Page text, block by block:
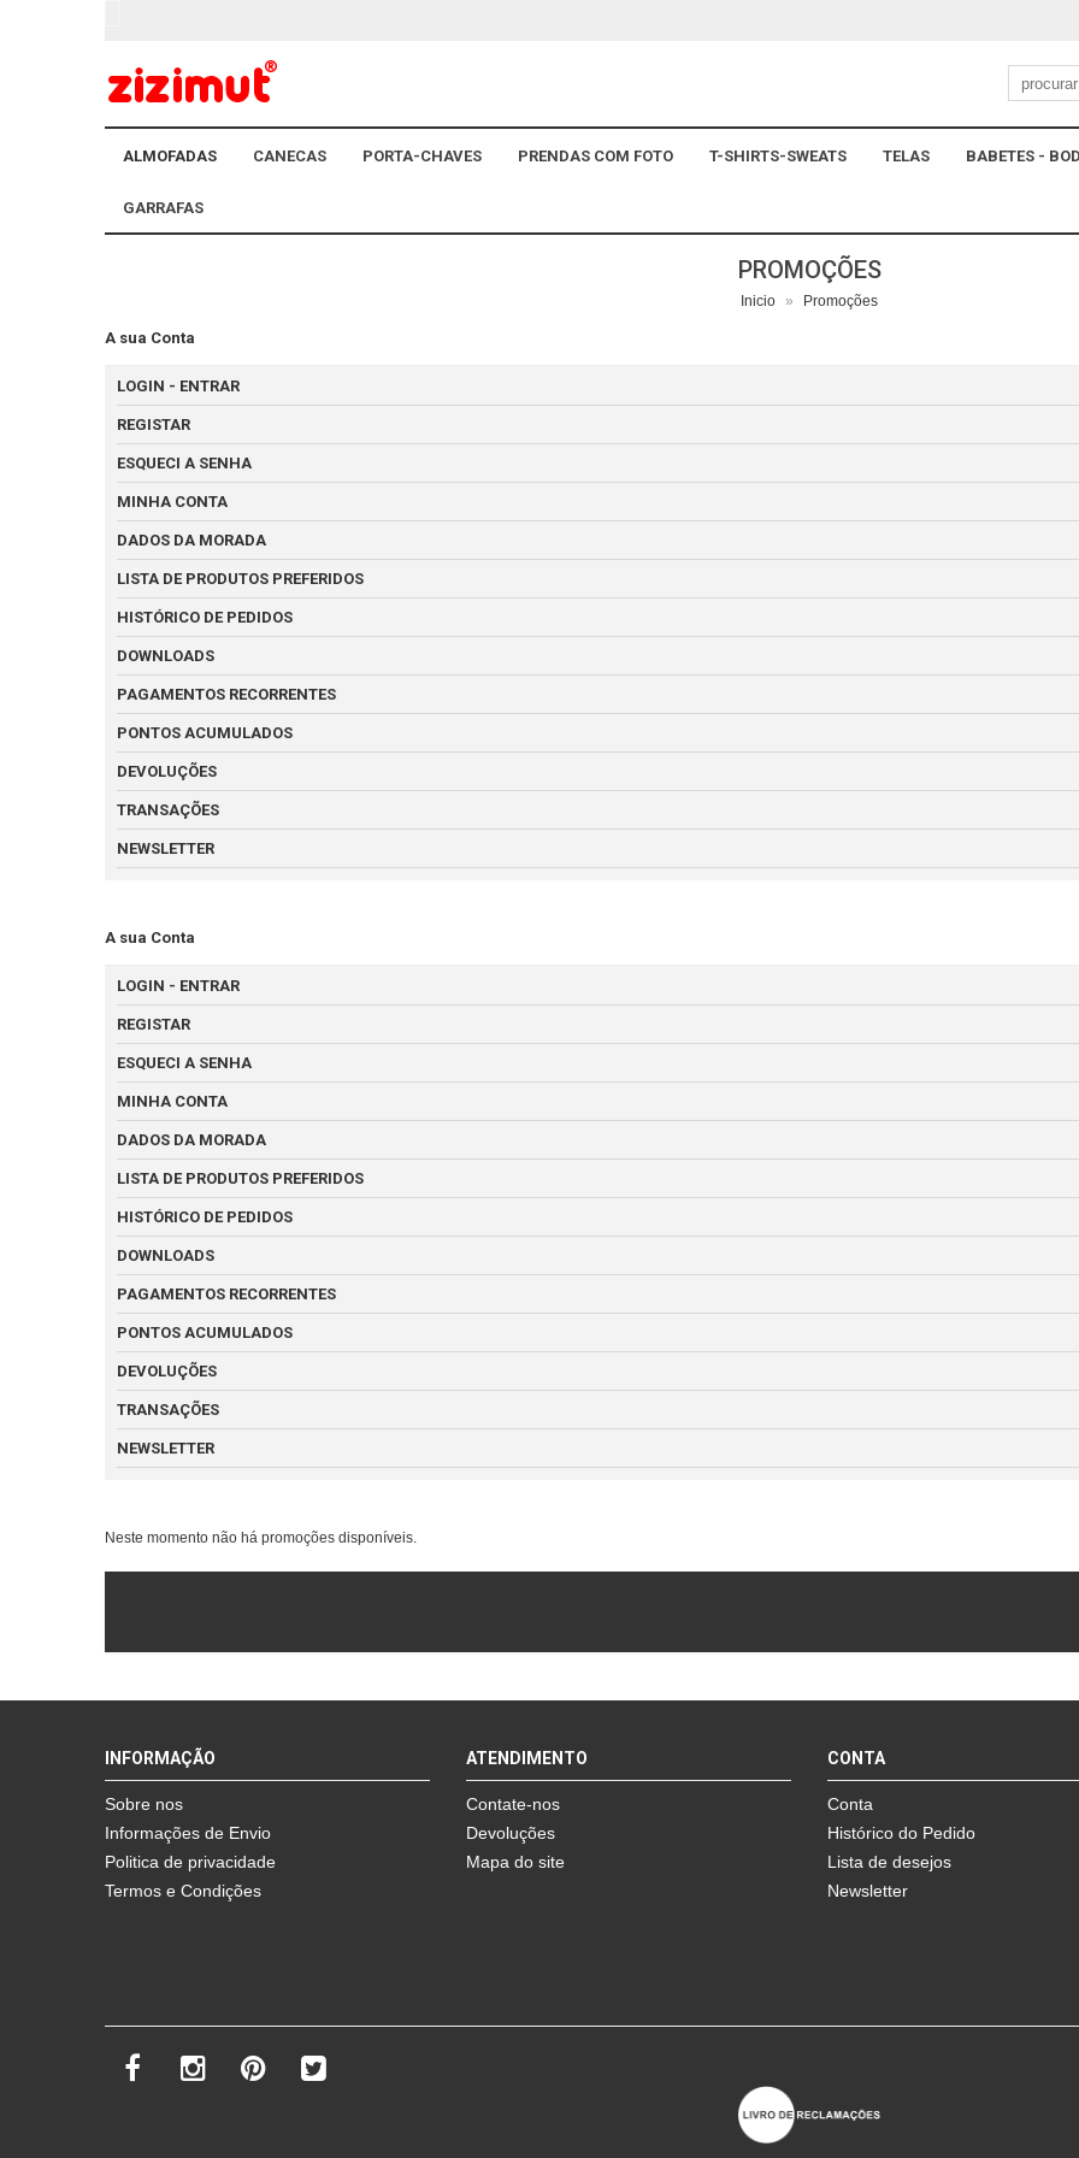
ALMOFADAS CANECAS PORTA-CHAVES PRENDAS COM FOTO T-SHIRTS-SWEATS TELAS BABETES -
GARRAFAS
PROMOÇÕES
Inicio » Promoções
A sua Conta
LOGIN - ENTRAR
REGISTAR
ESQUECI A SENHA
MINHA CONTA
DADOS DA MORADA
LISTA DE PRODUTOS PREFERIDOS
HISTÓRICO DE PEDIDOS
DOWNLOADS
PAGAMENTOS RECORRENTES
PONTOS ACUMULADOS
DEVOLUÇÕES
TRANSAÇÕES
NEWSLETTER
A sua Conta
LOGIN - ENTRAR
REGISTAR
ESQUECI A SENHA
MINHA CONTA
DADOS DA MORADA
LISTA DE PRODUTOS PREFERIDOS
HISTÓRICO DE PEDIDOS
DOWNLOADS
PAGAMENTOS RECORRENTES
PONTOS ACUMULADOS
DEVOLUÇÕES
TRANSAÇÕES
NEWSLETTER
Neste momento não há promoções disponíveis.
INFORMAÇÃO
Sobre nos
Informações de Envio
Politica de privacidade
Termos e Condições
ATENDIMENTO
Contate-nos
Devoluções
Mapa do site
CONTA
Conta
Histórico do Pedido
Lista de desejos
Newsletter